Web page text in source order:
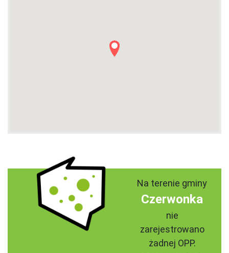
Na terenie gminy
Czerwonka
nie
zarejestrowano
żadnej OPP.